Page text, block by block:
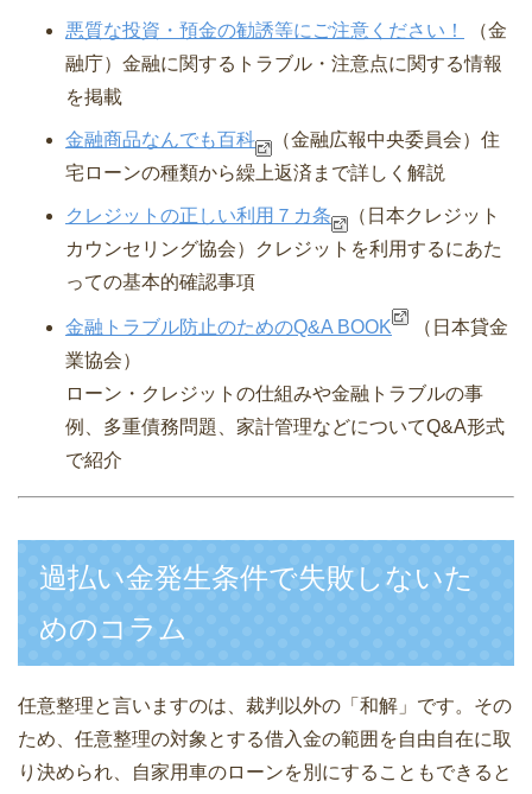
悪質な投資・預金の勧誘等にご注意ください！
（金
融庁）⾦融に関するトラブル・注意点に関する情報
を掲載
金融商品なんでも百科 （金融広報中央委員会） 住
宅ローンの種類から繰上返済まで詳しく解説
クレジットの正しい利用７カ条
（日本クレジット
カウンセリング協会）
クレジットを利用するにあた
っての基本的確認事項
金融トラブル防止のためのQ&A BOOK
（日本貸金
業協会）
ローン・クレジットの仕組みや金融トラブルの事
例、多重債務問題、家計管理などについてQ&A形式
で紹介
過払い金発生条件で失敗しないた
めのコラム
任意整理と言いますのは、裁判以外の「和解」です。その
ため、任意整理の対象とする借入金の範囲を自由自在に取
り決められ、自家用車のローンを別にすることもできると